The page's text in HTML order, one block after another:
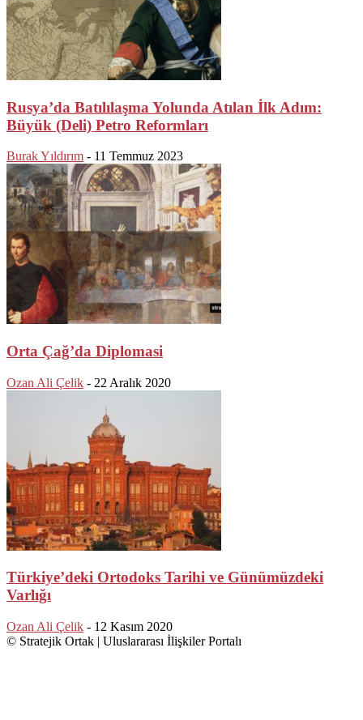
Rusya’da Batılılaşma Yolunda Atılan İlk Adım:
Büyük (Deli) Petro Reformları
Burak Yıldırım - 11 Temmuz 2023
Orta Çağ’da Diplomasi
Ozan Ali Çelik - 22 Aralık 2020
Türkiye’deki Ortodoks Tarihi ve Günümüzdeki
Varlığı
Ozan Ali Çelik - 12 Kasım 2020
© Stratejik Ortak | Uluslararası İlişkiler Portalı